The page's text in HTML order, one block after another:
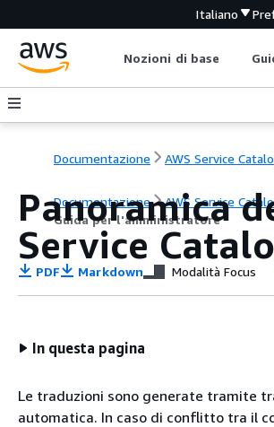
Italiano
Nozioni di base
Documentazione AWS Service
Documentazione
AWS Service
Guida per l'amministratore
Panoramica
Service
PDF Markdown Modalità Focus
In questa pagina
Le traduzioni sono generate tramite
automatica. In caso di conflitto tra il